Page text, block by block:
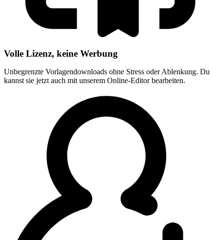
Volle Lizenz, keine Werbung
Unbegrenzte Vorlagendownloads ohne Stress oder Ablenkung. Du
kannst sie jetzt auch mit unserem Online-Editor bearbeiten.